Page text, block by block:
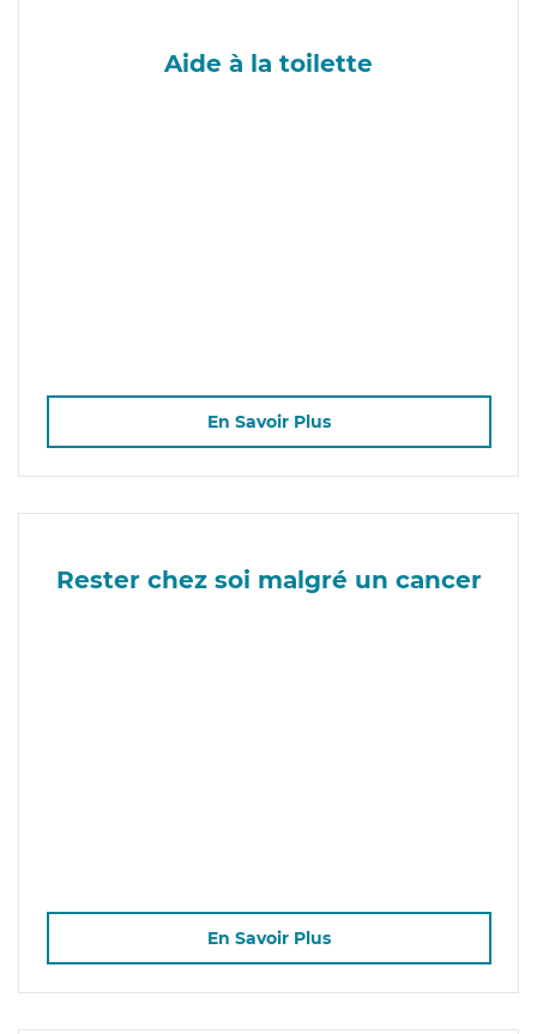
Aide à la toilette
En Savoir Plus
Rester chez soi malgré un cancer
En Savoir Plus